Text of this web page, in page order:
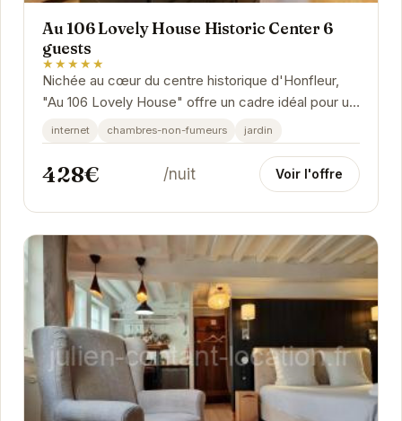
Au 106 Lovely House Historic Center 6
guests
★★★★★
Nichée au cœur du centre historique d'Honfleur,
"Au 106 Lovely House" offre un cadre idéal pour un
séjour inoubliable. Cette charmante maison...
internet chambres-non-fumeurs jardin
428€ /nuit Voir l'offre